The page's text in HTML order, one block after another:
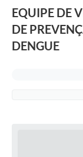
Transparência
Editais
EQUIPE DE
DE
DENGUE